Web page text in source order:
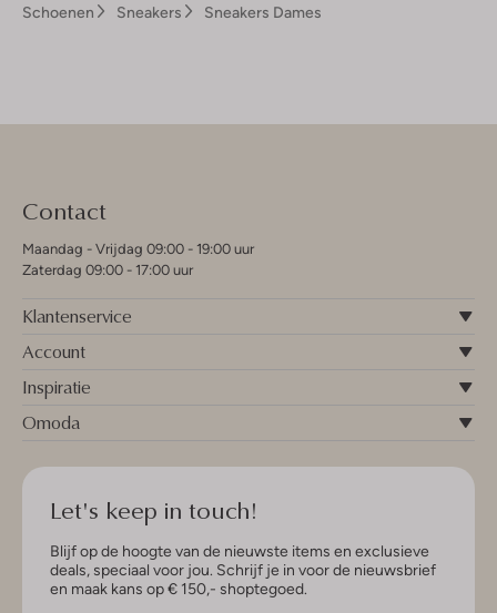
Schoenen
Sneakers Sneakers Dames
Contact
Maandag - Vrijdag 09:00 - 19:00 uur
Zaterdag 09:00 - 17:00 uur
Klantenservice
Account
Inspiratie
Omoda
Let's keep in touch!
Blijf op de hoogte van de nieuwste items en exclusieve
deals, speciaal voor jou. Schrijf je in voor de nieuwsbrief
en maak kans op € 150,- shoptegoed.